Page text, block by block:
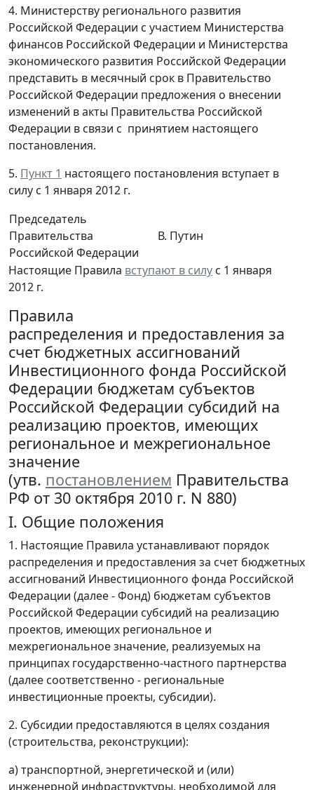
4. Министерству регионального развития
Российской Федерации с участием Министерства
финансов Российской Федерации и Министерства
экономического развития Российской Федерации
представить в месячный срок в Правительство
Российской Федерации предложения о внесении
изменений в акты Правительства Российской
Федерации в связи с принятием настоящего
постановления.
5. Пункт 1 настоящего постановления вступает в
силу с 1 января 2012 г.
Председатель
Правительства
Российской Федерации
В. Путин
Настоящие Правила вступают в силу с 1 января
2012 г.
Правила
распределения и предоставления за
счет бюджетных ассигнований
Инвестиционного фонда Российской
Федерации бюджетам субъектов
Российской Федерации субсидий на
реализацию проектов, имеющих
региональное и межрегиональное
значение
(утв. постановлением Правительства
РФ от 30 октября 2010 г. N 880)
I. Общие положения
1. Настоящие Правила устанавливают порядок
распределения и предоставления за счет бюджетных
ассигнований Инвестиционного фонда Российской
Федерации (далее - Фонд) бюджетам субъектов
Российской Федерации субсидий на реализацию
проектов, имеющих региональное и
межрегиональное значение, реализуемых на
принципах государственно-частного партнерства
(далее соответственно - региональные
инвестиционные проекты, субсидии).
2. Субсидии предоставляются в целях создания
(строительства, реконструкции):
а) транспортной, энергетической и (или)
инженерной инфраструктуры, необходимой для